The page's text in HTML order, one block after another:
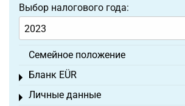
Выбор налогового года:
Семейное положение
Бланк EÜR
Toggle menu
Личные данные
Toggle menu